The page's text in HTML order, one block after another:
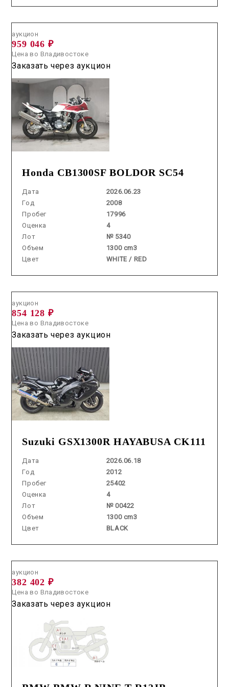
Honda CB1300SF BOLDOR SC54
Дата
2026.06.23
Год
2008
Пробег
17996
Оценка
4
Лот
№ 5340
Объем
1300 cm3
Цвет
WHITE / RED
аукцион
959 046 ₽
Цена во Владивостоке
Заказать через аукцион
Suzuki GSX1300R HAYABUSA CK111
Дата
2026.06.18
Год
2012
Пробег
25402
Оценка
4
Лот
№ 00422
Объем
1300 cm3
Цвет
BLACK
аукцион
854 128 ₽
Цена во Владивостоке
Заказать через аукцион
аукцион
382 402 ₽
Цена во Владивостоке
Заказать через аукцион